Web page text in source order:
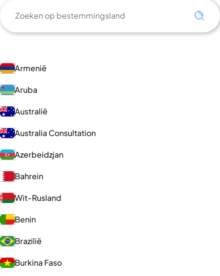
Armenië
Aruba
Australië
Australia Consultation
Azerbeidzjan
Bahrein
Wit-Rusland
Benin
Brazilië
Burkina Faso